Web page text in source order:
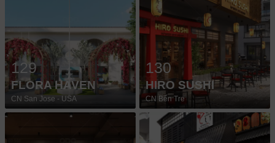
129
FLORA HAVEN
CN San Jose - USA
130
HIRO SUSHI
CN Bến Tre